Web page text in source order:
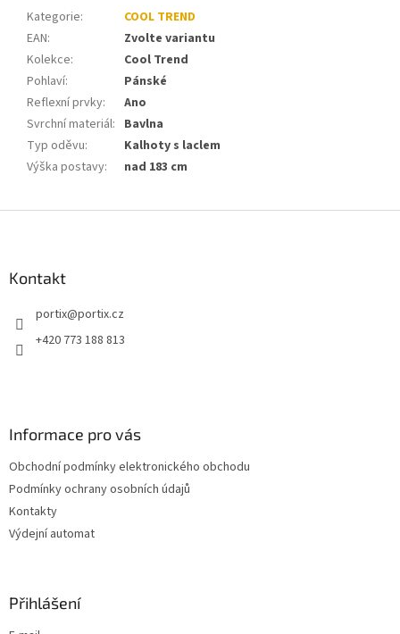
Kategorie:
COOL TREND
EAN:
Zvolte variantu
Kolekce:
Cool Trend
Pohlaví:
Pánské
Reflexní prvky:
Ano
Svrchní materiál: Bavlna
Typ oděvu:
Kalhoty s laclem
Výška postavy: nad 183 cm
Kontakt
portix@portix.cz
+420 773 188 813
Informace pro vás
Obchodní podmínky elektronického obchodu
Podmínky ochrany osobních údajů
Kontakty
Výdejní automat
Přihlášení